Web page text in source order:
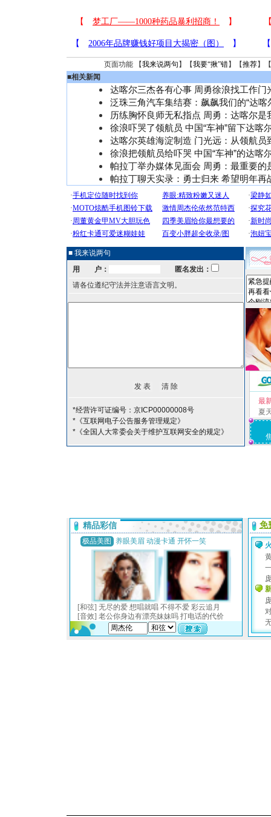
页面功能 【我来说两句 】【我要“揪”错】【推荐】
■相关新闻
达喀尔三杰各有心事 周勇徐浪找工作门
泛珠三角汽车集结赛：飙飙我们的“达喀
历练胸怀良师无私指点 周勇：达喀尔是
徐浪吓哭了领航员 中国“车神”留下达喀
达喀尔英雄海淀制造 门光远：从领航员
徐浪把领航员给吓哭 中国“车神”的达喀
帕拉丁举办媒体见面会 周勇：最重要的
帕拉丁聊天实录：勇士归来 希望明年再
■ 我来说两句
用 户：
匿名发出：
请各位遵纪守法并注意语言文明。
*经营许可证编号：京ICP00000008号
*《互联网电子公告服务管理规定》
*《全国人大常委会关于维护互联网安全的规定》
最
夏